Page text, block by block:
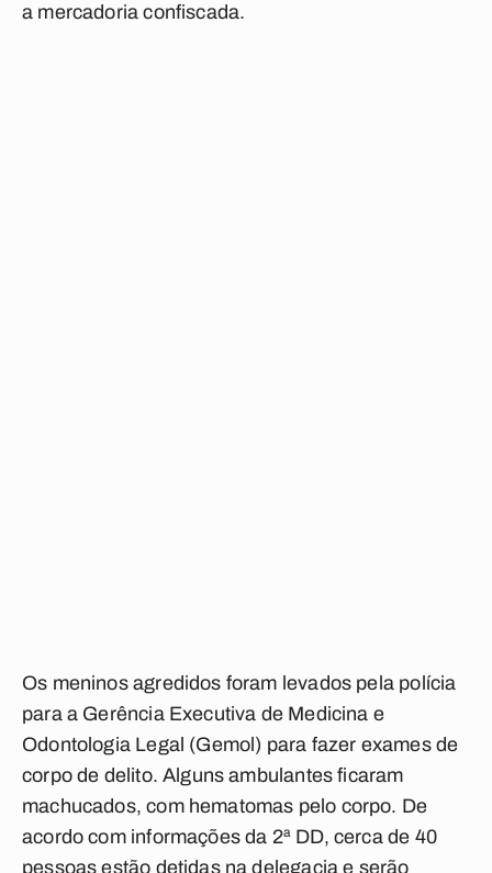
a mercadoria confiscada.
Os meninos agredidos foram levados pela polícia
para a Gerência Executiva de Medicina e
Odontologia Legal (Gemol) para fazer exames de
corpo de delito. Alguns ambulantes ficaram
machucados, com hematomas pelo corpo. De
acordo com informações da 2ª DD, cerca de 40
pessoas estão detidas na delegacia e serão